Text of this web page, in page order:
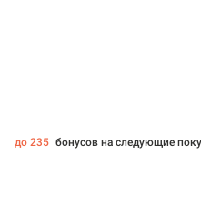
до 235 бонусов на следующие